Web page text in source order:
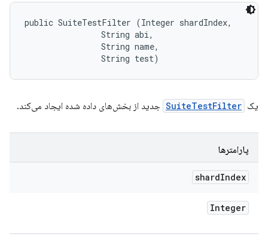
public SuiteTestFilter (Integer shardIndex,
                String abi,
                String name,
                String test)
یک SuiteTestFilter جدید از بخش‌های داده شده ایجاد می‌کند.
پارامترها
shardIndex
Integer